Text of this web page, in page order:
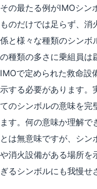
その最たる例がIMOシン
ものだけでは足らず、
係と様々な種類のシンボ
の種類の多さに乗組員は
IMOで定められた救命設
示する必要があります。
てのシンボルの意味を完
ます。何の意味か理解で
とは無意味ですが、シ
や消火設備がある場所を
ぎるシンボルにも我慢せ